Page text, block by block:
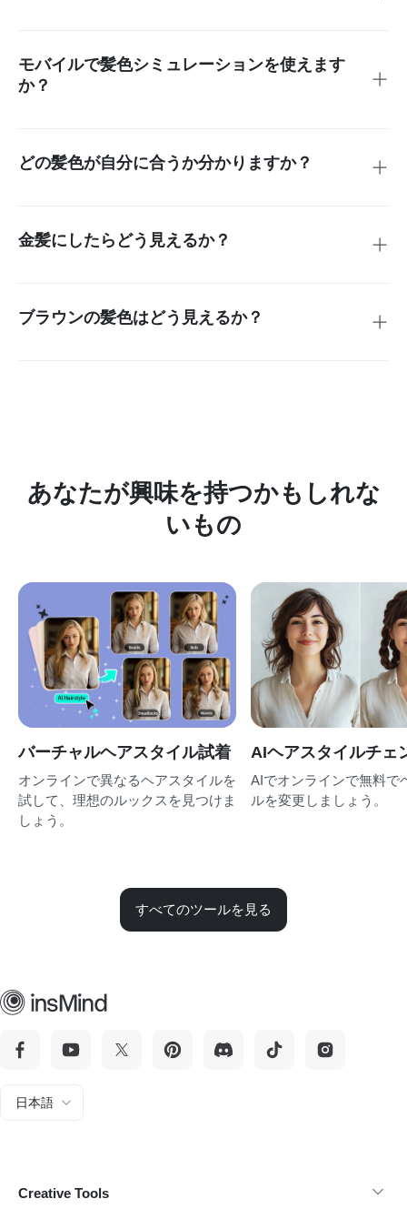
モバイルで髪色シミュレーションを使えます
か？
きます。
どの髪色が自分に合うか分かりますか？
金髪にしたらどう見えるか？
ブラウンの髪色はどう見えるか？
あなたが興味を持つかもしれな
いもの
バーチャルヘアスタイル試着
オンラインで異なるヘアスタイルを
試して、理想のルックスを見つけま
しょう。
AIヘアスタイルチェ
AIでオンラインで無料で
ルを変更しましょう。
すべてのツールを見る
日本語
Creative Tools